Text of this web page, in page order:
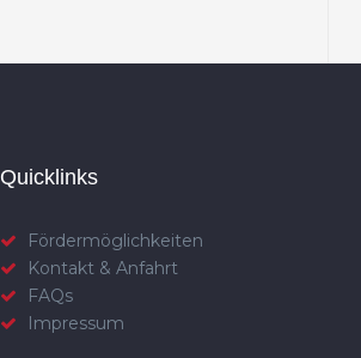
Quicklinks
Fördermöglichkeiten
Kontakt & Anfahrt
FAQs
Impressum